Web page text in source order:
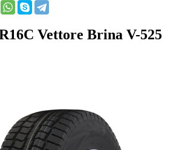
Vettore Brina V-525